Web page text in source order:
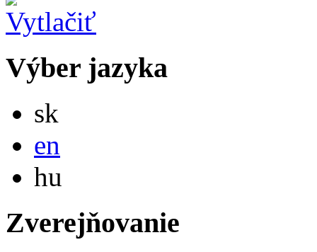
Výber jazyka
sk
en
hu
Zverejňovanie